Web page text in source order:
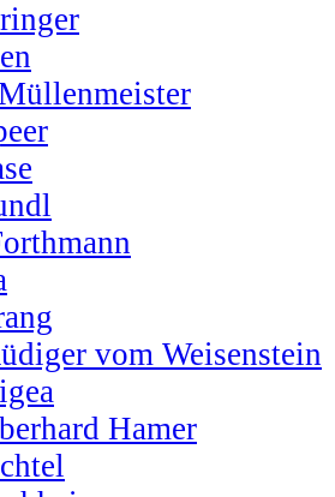
vom Weisenstein
Hamer